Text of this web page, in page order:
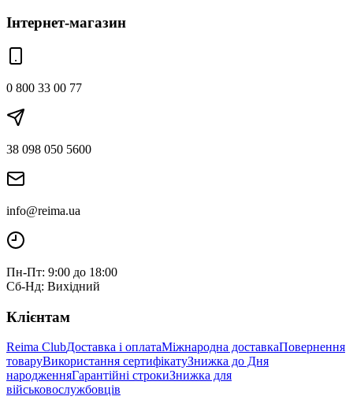
Інтернет-магазин
0 800 33 00 77
38 098 050 5600
info@reima.ua
Пн-Пт: 9:00 до 18:00
Сб-Нд: Вихідний
Клієнтам
Reima ClubДоставка і оплатаМіжнародна доставкаПовернення
товаруВикористання сертифікатуЗнижка до Дня
народженняГарантійні строкиЗнижка для
військовослужбовців